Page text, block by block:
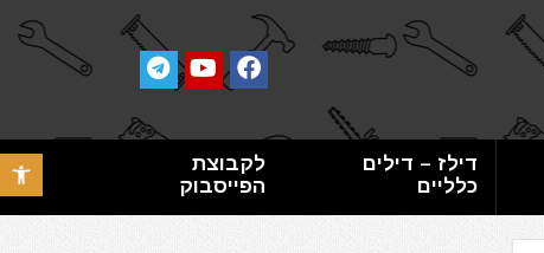
פתח
דילז – דילים
כלליים
לקבוצת
הפייסבוק